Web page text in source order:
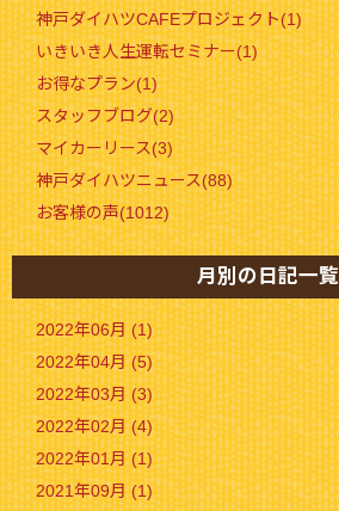
神戸ダイハツCAFEプロジェクト(1)
いきいき人生運転セミナー(1)
お得なプラン(1)
スタッフブログ(2)
マイカーリース(3)
神戸ダイハツニュース(88)
お客様の声(1012)
月別の日記一覧
2022年06月 (1)
2022年04月 (5)
2022年03月 (3)
2022年02月 (4)
2022年01月 (1)
2021年09月 (1)